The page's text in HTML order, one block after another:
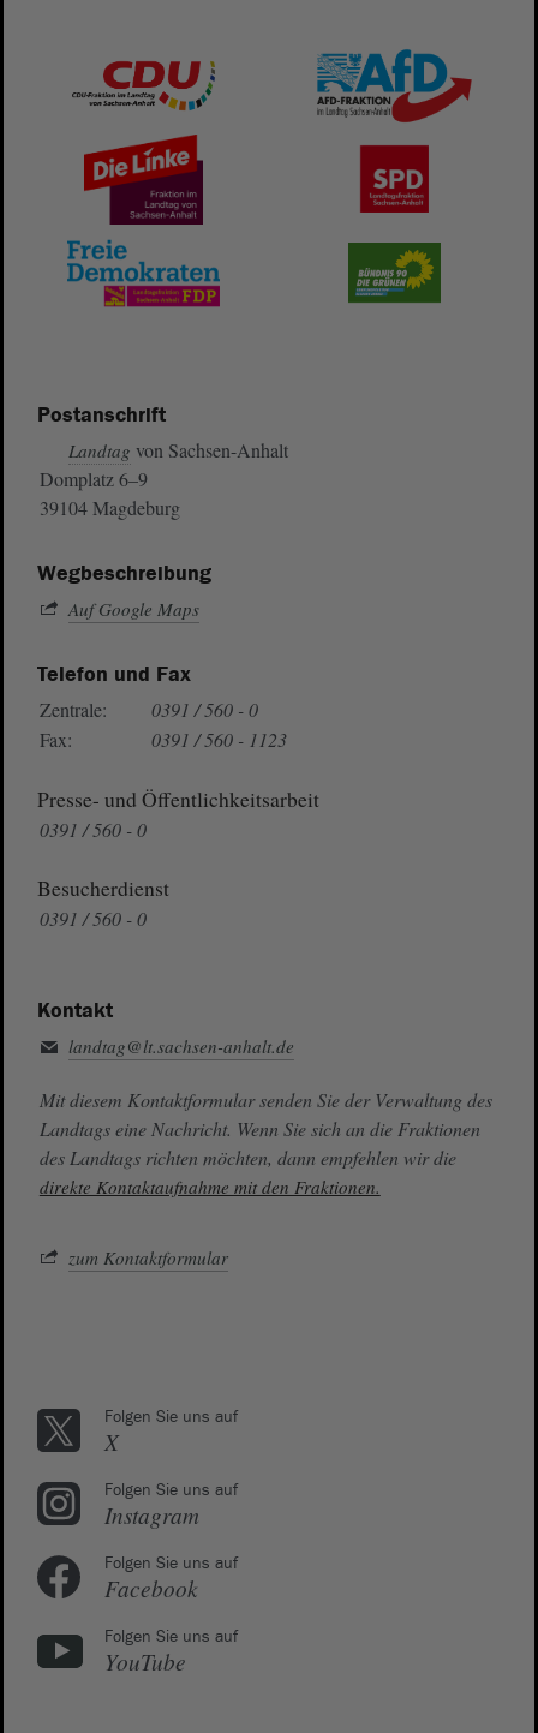
Postanschrift
Landtag von Sachsen-Anhalt
Domplatz 6–9
39104 Magdeburg
Wegbeschreibung
Auf Google Maps
Telefon und Fax
Zentrale:
0391 / 560 - 0
Fax:
0391 / 560 - 1123
Presse- und Öffentlichkeitsarbeit
0391 / 560 - 0
Besucherdienst
0391 / 560 - 0
Kontakt
landtag@lt.sachsen-anhalt.de
Mit diesem Kontaktformular senden Sie der Verwaltung des
Landtags eine Nachricht. Wenn Sie sich an die Fraktionen
des Landtags richten möchten, dann empfehlen wir die
direkte Kontaktaufnahme mit den Fraktionen.
zum Kontaktformular
Folgen Sie uns auf
X
Folgen Sie uns auf
Instagram
Folgen Sie uns auf
Facebook
Folgen Sie uns auf
YouTube